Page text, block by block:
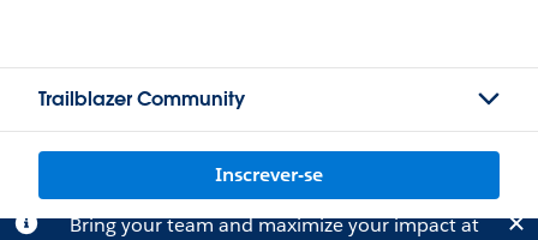
Trailblazer Community
Inscrever-se
Bring your team and maximize your impact at